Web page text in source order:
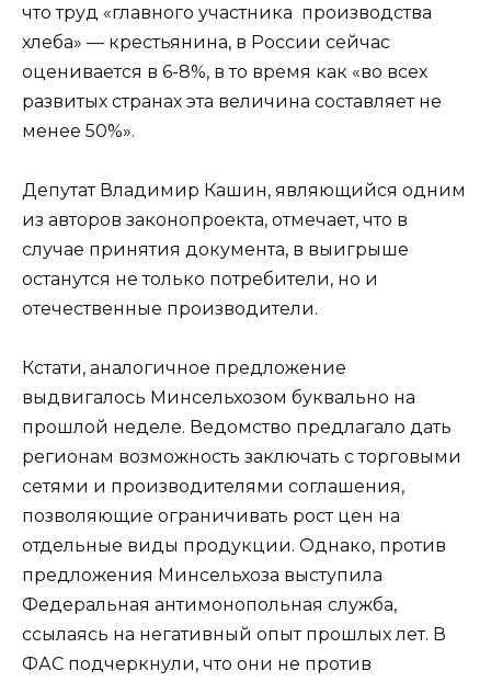
что труд «главного участника производства
хлеба» — крестьянина, в России сейчас
оценивается в 6-8%, в то время как «во всех
развитых странах эта величина составляет не
менее 50%».
Депутат Владимир Кашин, являющийся одним
из авторов законопроекта, отмечает, что в
случае принятия документа, в выигрыше
останутся не только потребители, но и
отечественные производители.
Кстати, аналогичное предложение
выдвигалось Минсельхозом буквально на
прошлой неделе. Ведомство предлагало дать
регионам возможность заключать с торговыми
сетями и производителями соглашения,
позволяющие ограничивать рост цен на
отдельные виды продукции. Однако, против
предложения Минсельхоза выступила
Федеральная антимонопольная служба,
ссылаясь на негативный опыт прошлых лет. В
ФАС подчеркнули, что они не против